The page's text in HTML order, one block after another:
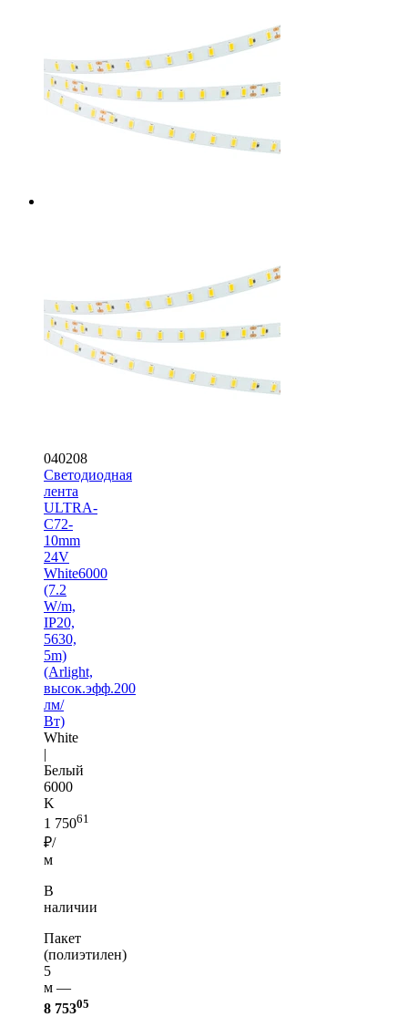
040208
Светодиодная
лента
ULTRA-
C72-
10mm
24V
White6000
(7.2
W/m,
IP20,
5630,
5m)
(Arlight,
высок.эфф.200
лм/
Вт)
White
|
Белый
6000
K
1 75061
₽/
м
В
наличии
Пакет
(полиэтилен)
5
м —
8 75305